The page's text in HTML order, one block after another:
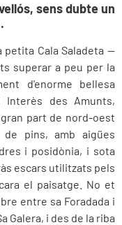
sens dubte un
petita Cala Saladeta —
superar a peu per la
d'enorme bellesa
Interès des Amunts,
part de nord-oest
de pins, amb aigües
i posidònia, i sota
escars utilitzats pels
el paisatge. No et
entre sa Foradada i
Galera, i des de la riba